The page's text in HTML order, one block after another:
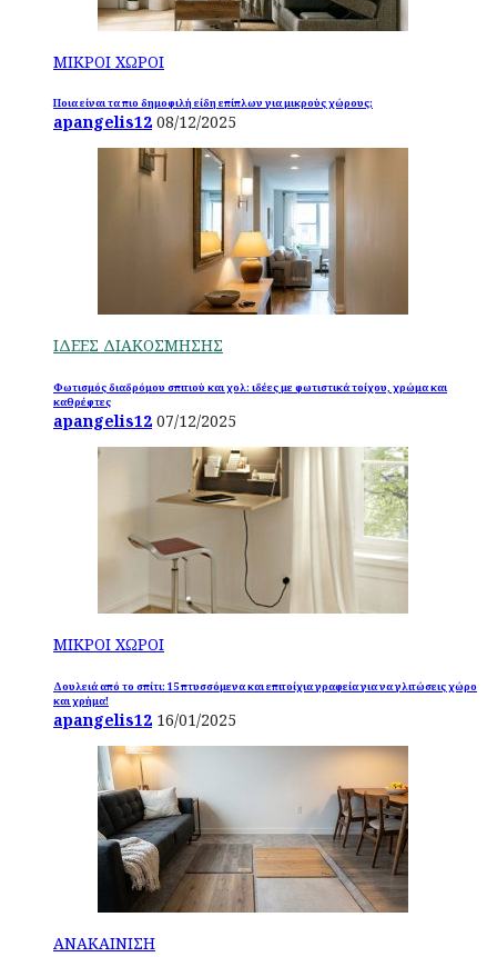
ΜΙΚΡΟΙ ΧΩΡΟΙ
Ποια είναι τα πιο δημοφιλή είδη επίπλων για μικρούς χώρους;
apangelis12 08/12/2025
ΙΔΕΕΣ ΔΙΑΚΟΣΜΗΣΗΣ
Φωτισμός διαδρόμου σπιτιού και χολ: ιδέες με φωτιστικά τοίχου, χρώμα και
καθρέφτες
apangelis12 07/12/2025
ΜΙΚΡΟΙ ΧΩΡΟΙ
Δουλειά από το σπίτι: 15 πτυσσόμενα και επιτοίχια γραφεία για να γλιτώσεις χώρο
και χρήμα!
apangelis12 16/01/2025
ΑΝΑΚΑΙΝΙΣΗ